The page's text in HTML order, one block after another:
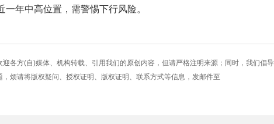
年中高位置，需警惕下行风险。
迎各方(自)媒体、机构转载、引用我们的原创内容，但请严格注明来源；同时，我们倡导
烦请将版权疑问、授权证明、版权证明、联系方式等信息，发邮件至